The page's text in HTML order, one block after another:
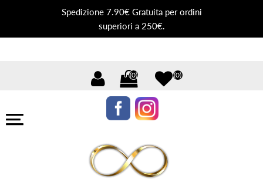
Spedizione 7.90€ Gratuita per ordini
superiori a 250€.
(0) (0)